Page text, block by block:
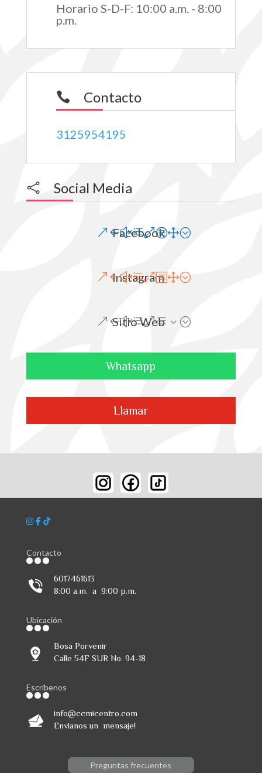
Horario S-D-F: 10:00 a.m. - 8:00
p.m.
 Contacto
3125954195
 Social Media
Facebook
Instagram
Sitio Web
Whatsapp
Llamar
Contacto
6017461613
8:00 a.m. a 9:00 p.m.
Ubicación
Bosa Porvenir
Calle 54F SUR No. 94-18
Escribenos
info@ccmicentro.com
Envianos un mensaje!
Preguntas frecuentes